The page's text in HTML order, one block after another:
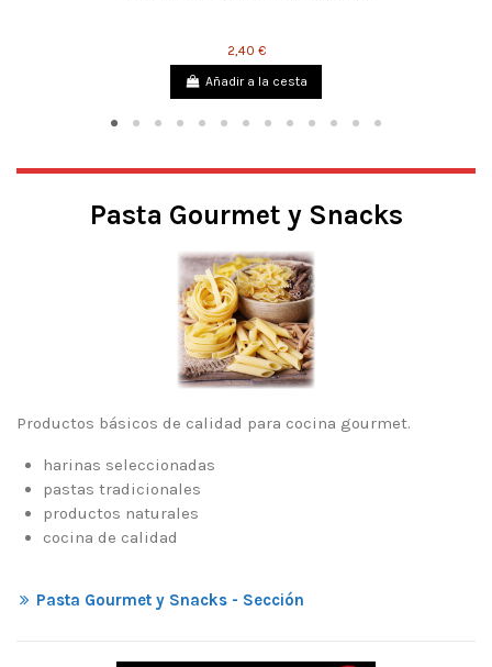
2,40 €
Añadir a la cesta
Pasta Gourmet y Snacks
Productos básicos de calidad para cocina gourmet.
harinas seleccionadas
pastas tradicionales
productos naturales
cocina de calidad
Pasta Gourmet y Snacks - Sección